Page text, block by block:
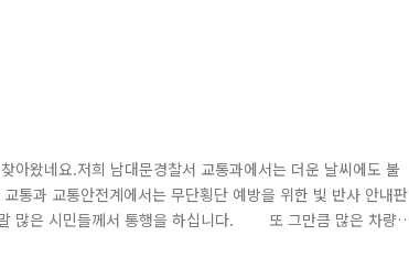
아왔네요.저희 남대문경찰서 교통과에서는 더운 날씨에도 불
과 교통안전계에서는 무단횡단 예방을 위한 빛 반사 안내판
말 많은 시민들께서 통행을 하십니다. 또 그만큼 많은 차량
무단횡단을 하시는 시민들도 간간히 계십니다. 그래서 교통